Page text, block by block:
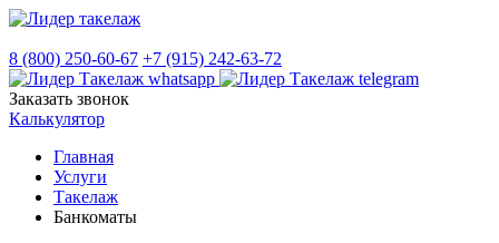
8 (800) 250-60-67 +7 (915) 242-63-72
Заказать звонок
Калькулятор
Главная
Услуги
Такелаж
Банкоматы